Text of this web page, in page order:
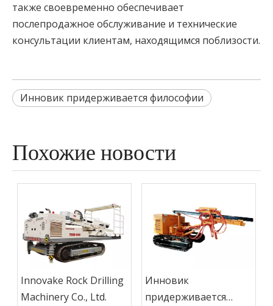
также своевременно обеспечивает
послепродажное обслуживание и технические
консультации клиентам, находящимся поблизости.
Инновик придерживается философии
Похожие новости
Innovake Rock Drilling
Machinery Co., Ltd.
Инновик
придерживается